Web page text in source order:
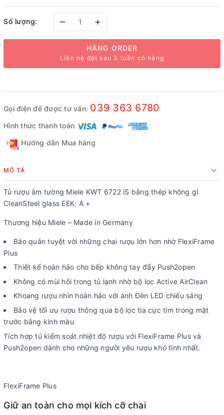
Số lượng: – +
HÀNG ORDER
Liên hệ đặt sau 3 tuần có hàng
Gọi điện để được tư vấn: 039 363 6780
Hình thức thanh toán
Hướng dẫn Mua hàng
MÔ TẢ
Tủ rượu âm tường Miele KWT 6722 iS bằng thép không gỉ
CleanSteel glass EEK: A +
Thương hiệu Miele – Made in Germany
Bảo quản tuyệt vời những chai rượu lớn hơn nhờ FlexiFrame
Plus
Thiết kế hoàn hảo cho bếp không tay đẩy Push2open
Không có mùi hôi trong tủ lạnh nhờ bộ lọc Active AirClean
Khoang rượu nhìn hoàn hảo với ánh Đèn LED chiếu sáng
Bảo vệ tối ưu rượu thông qua bộ lọc tia cực tím trong mặt
trước bằng kính màu
Tích hợp tủ kiểm soát nhiệt độ rượu với FlexiFrame Plus và
Push2open dành cho những người yêu rượu khó tính nhất.
FlexiFrame Plus
Giữ an toàn cho mọi kích cỡ chai